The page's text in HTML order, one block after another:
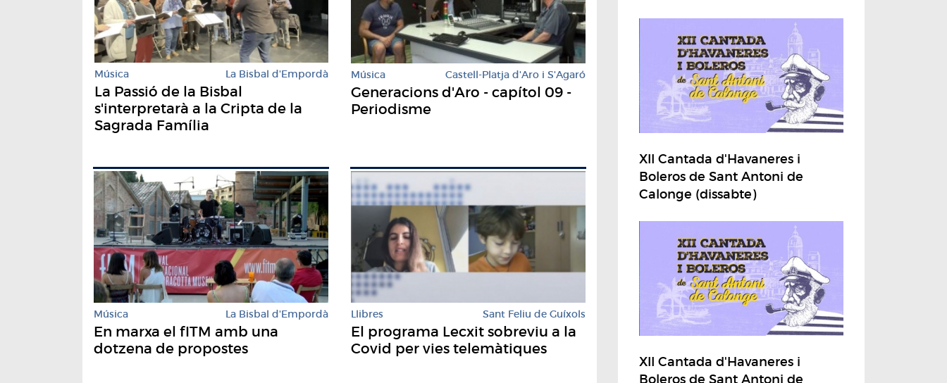
Música La Bisbal d'Empordà
La Passió de la Bisbal
s'interpretarà a la Cripta de la
Sagrada Família
Música Castell-Platja d'Aro i S'Agaró
Generacions d'Aro - capítol 09 -
Periodisme
Música La Bisbal d'Empordà
En marxa el fITM amb una
dotzena de propostes
Llibres Sant Feliu de Guíxols
El programa Lecxit sobreviu a la
Covid per vies telemàtiques
XII Cantada d'Havaneres i
Boleros de Sant Antoni de
Calonge (dissabte)
XII Cantada d'Havaneres i
Boleros de Sant Antoni de